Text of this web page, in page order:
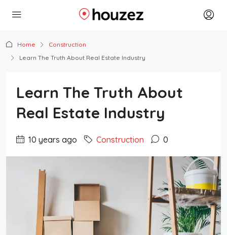
Home
Construction
Learn The Truth About Real Estate Industry
Learn The Truth About
Real Estate Industry
10 years ago Construction 0